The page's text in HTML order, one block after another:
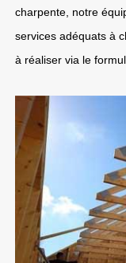
charpente, notre
services adéquats à
à réaliser via le